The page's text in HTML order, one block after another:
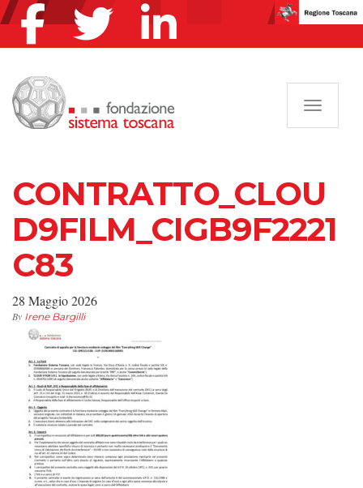
CONTRATTO_CLOU
D9FILM_CIGB9F2221
C83
28 Maggio 2026
By Irene Bargilli